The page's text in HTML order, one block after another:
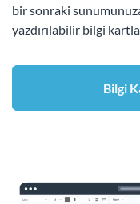
bir sonraki
yazdırılabilir bilgi
Bilgi